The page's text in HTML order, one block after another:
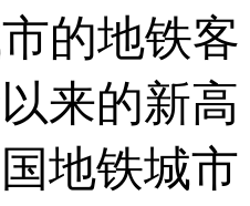
的地铁客
来的新高
地铁城市